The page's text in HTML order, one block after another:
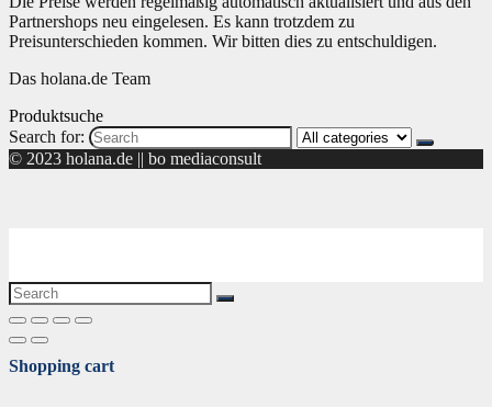
Partnershops neu eingelesen. Es kann trotzdem zu
Preisunterschieden kommen. Wir bitten dies zu entschuldigen.
Das holana.de Team
Produktsuche
Search for:
© 2023 holana.de || bo mediaconsult
Shopping cart